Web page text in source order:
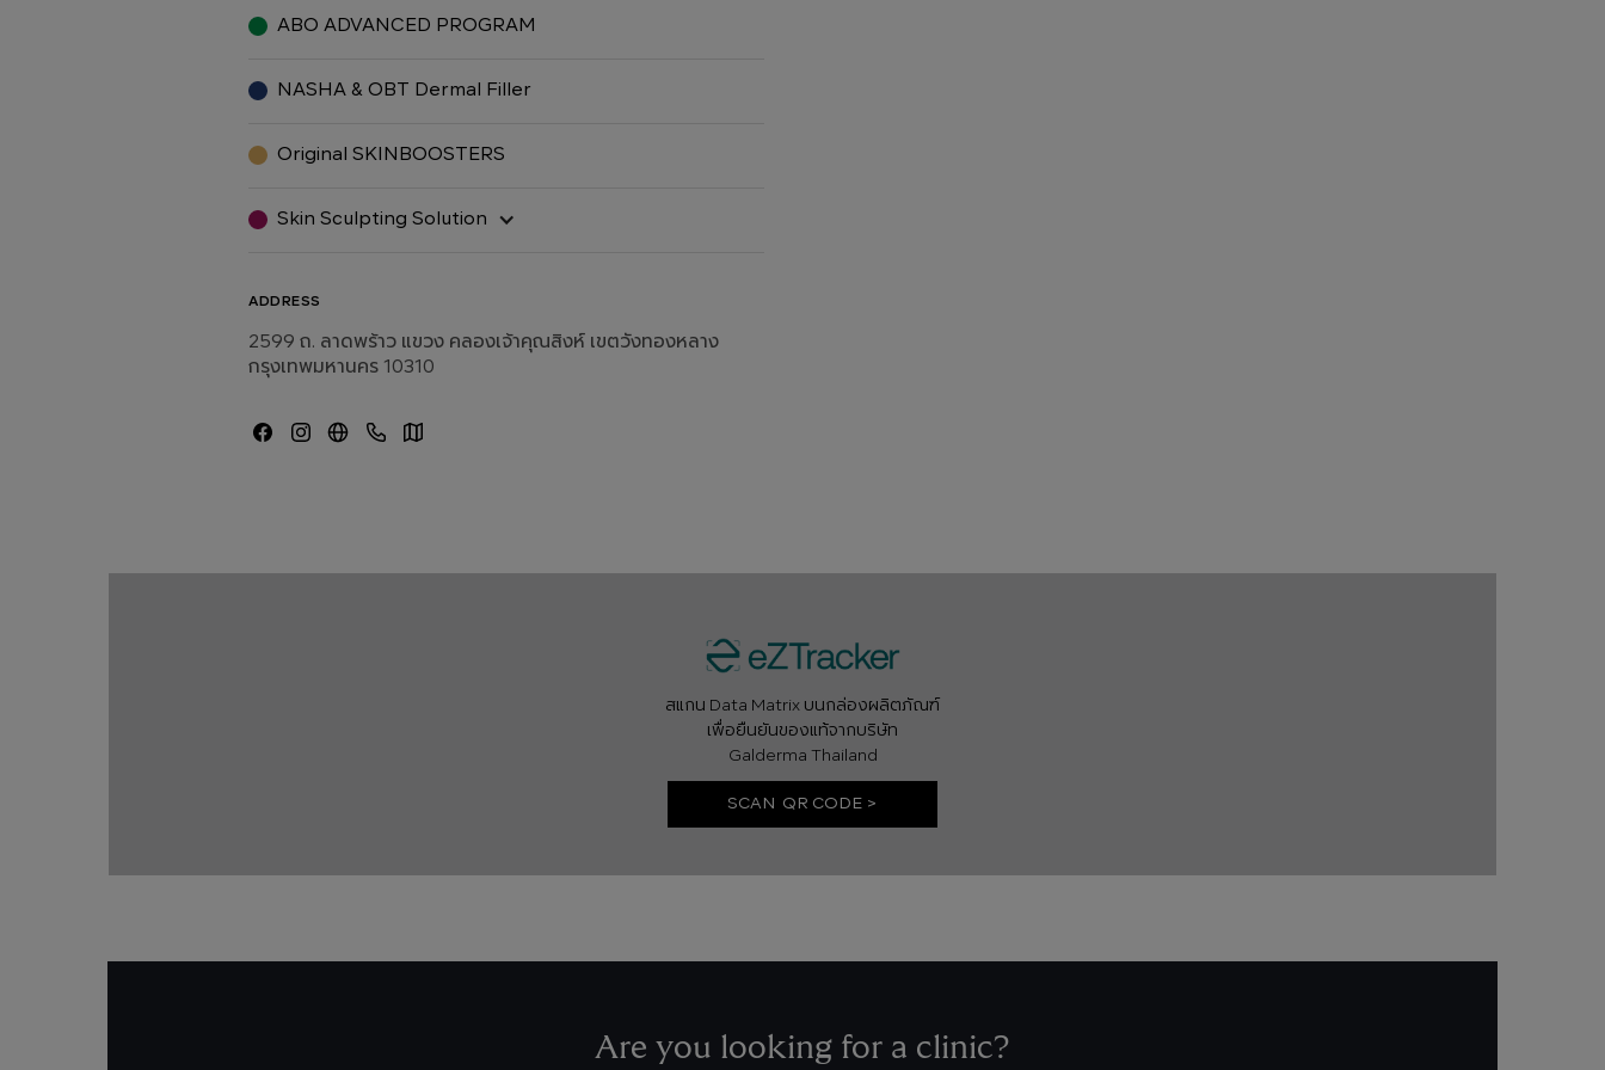
ABO ADVANCED PROGRAM
NASHA & OBT Dermal Filler
Original SKINBOOSTERS
Skin Sculpting Solution
ADDRESS
2599 ถ. ลาดพร้าว แขวง คลองเจ้าคุณสิงห์ เขตวังทองหลาง
กรุงเทพมหานคร 10310
สแกน Data Matrix บนกล่องผลิตภัณฑ์
เพื่อยืนยันของแท้จากบริษัท
Galderma Thailand
SCAN QR CODE >
Are you looking for a clinic?